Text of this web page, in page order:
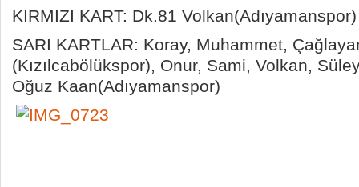
KIRMIZI KART: Dk.81 Volkan(Adıyamanspor)
SARI KARTLAR: Koray, Muhammet,
(Kızılcabölükspor), Onur, Sami, Volkan,
Oğuz Kaan(Adıyamanspor)